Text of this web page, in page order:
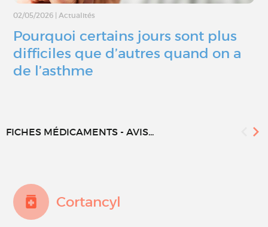
02/05/2026 Actualités
Pourquoi certains jours sont plus
difficiles que d’autres quand on a
de l’asthme
FICHES MÉDICAMENTS - AVIS...
Cortancyl